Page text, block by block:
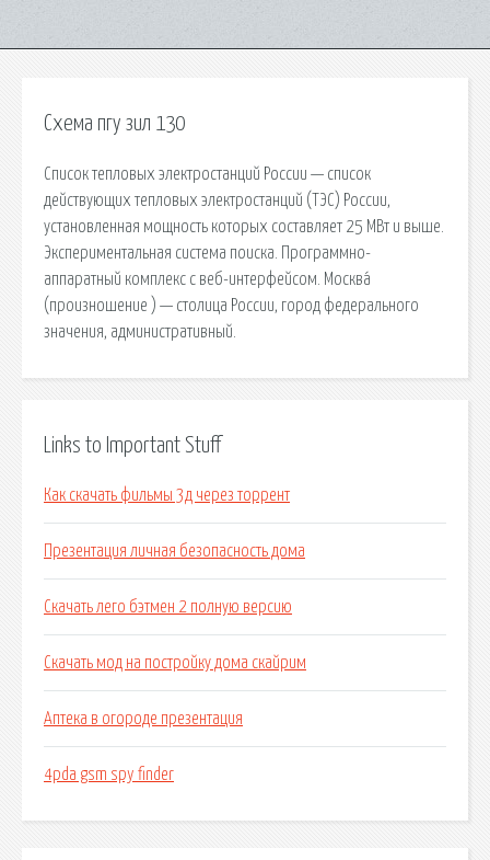
Схема пгу зил 130
Список тепловых электростанций России — список
действующих тепловых электростанций (ТЭС) России,
установленная мощность которых составляет 25 МВт и выше.
Экспериментальная система поиска. Программно-
аппаратный комплекс с веб-интерфейсом. Москва́
(произношение ) — столица России, город федерального
значения, административный.
Links to Important Stuff
Как скачать фильмы 3д через торрент
Презентация личная безопасность дома
Скачать лего бэтмен 2 полную версию
Скачать мод на постройку дома скайрим
Аптека в огороде презентация
4pda gsm spy finder